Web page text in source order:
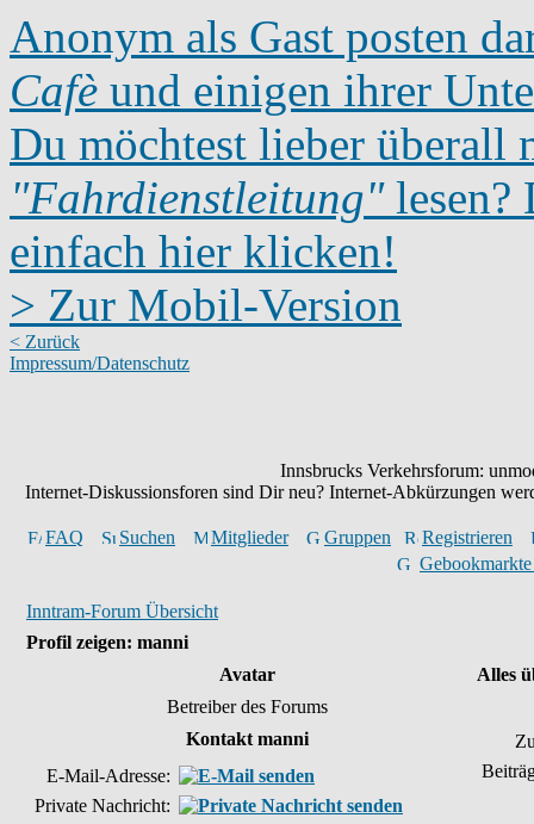
Anonym als Gast posten
Cafè und einigen ihrer
Du möchtest lieber überall
"Fahrdienstleitung"lesen?
einfach hier klicken!
> Zur Mobil-Version
< Zurück
Impressum/Datenschutz
Innsbrucks Verkehrsforum:
Internet-Diskussionsforen sind Dir neu? Internet-Abkürzungen
FAQ Suchen Mitglieder Gruppen
Registrieren
Inntram-Forum Übersicht
Profil zeigen: manni
Avatar
Alles
Betreiber des Forums
Kontakt manni
E-Mail-Adresse:
Private Nachricht: